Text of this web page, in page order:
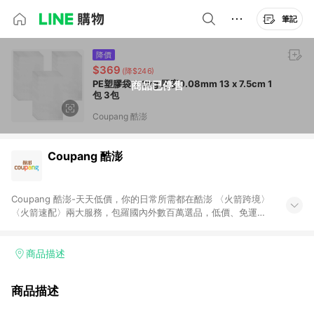
筆記
商品已停售
降價
$369 (降$246)
PE塑膠袋 2.2kg 厚度0.08mm 13 x 7.5cm 1
包 3包
Coupang 酷澎
Coupang 酷澎
Coupang 酷澎-天天低價，你的日常所需都在酷澎 〈火箭跨境〉
〈火箭速配〉兩大服務，包羅國內外數百萬選品，低價、免運，
加入WOW會員告別湊免運，火箭速配、火箭跨境優質選品不限金
商品描述
商品描述